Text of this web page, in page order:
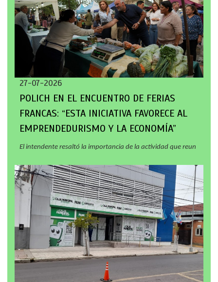
27-07-2026
POLICH EN EL ENCUENTRO DE FERIAS
FRANCAS: “ESTA INICIATIVA FAVORECE AL
EMPRENDEDURISMO Y LA ECONOMÍA”
El intendente resaltó la importancia de la actividad que reun